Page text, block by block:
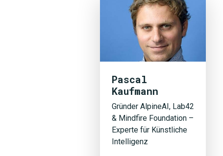
Pascal
Kaufmann
Gründer AlpineAI, Lab42
& Mindfire Foundation –
Experte für Künstliche
Intelligenz